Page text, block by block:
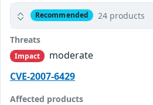
Recommended 24 products
Threats
Impact
moderate
CVE-2007-6429
Affected products